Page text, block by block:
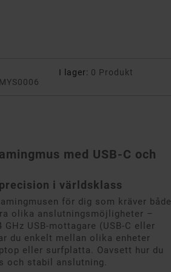
I lager: 0 Produkt
med USB-C och
i världsklass
för dig som kräver både
olika anslutningsmöjligheter –
USB-mottagare (USB-C eller
du enkelt mellan olika enheter
eller surfplatta. Oavsett hur du
och stabil anslutning.